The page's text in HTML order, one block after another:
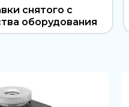
снятого с
оборудования